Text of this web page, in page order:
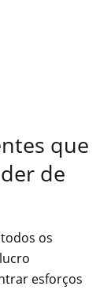
que
de
os
esforços